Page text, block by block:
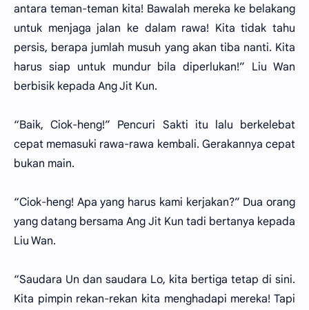
antara teman-teman kita! Bawalah mereka ke belakang
untuk menjaga jalan ke dalam rawa! Kita tidak tahu
persis, berapa jumlah musuh yang akan tiba nanti. Kita
harus siap untuk mundur bila diperlukan!” Liu Wan
berbisik kepada Ang Jit Kun.
“Baik, Ciok-heng!” Pencuri Sakti itu lalu berkelebat
cepat memasuki rawa-rawa kembali. Gerakannya cepat
bukan main.
“Ciok-heng! Apa yang harus kami kerjakan?” Dua orang
yang datang bersama Ang Jit Kun tadi bertanya kepada
Liu Wan.
“Saudara Un dan saudara Lo, kita bertiga tetap di sini.
Kita pimpin rekan-rekan kita menghadapi mereka! Tapi